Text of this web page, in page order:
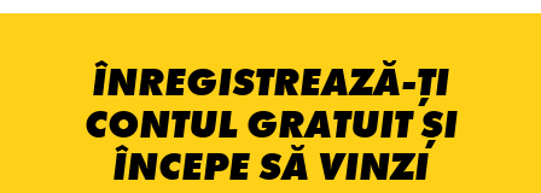
ÎNREGISTREAZĂ-ȚI
CONTUL GRATUIT ȘI
ÎNCEPE SĂ VINZI